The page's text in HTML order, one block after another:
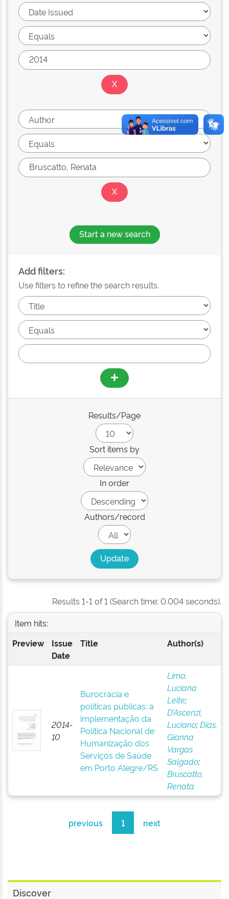
Start a new search
Add filters:
Use filters to refine the search results.
Results/Page
Sort items by
In order
Authors/record
Results 1-1 of 1 (Search time: 0.004 seconds).
Item hits:
Preview
Issue
Date
Title Author(s)
2014-
10
Burocracia e
políticas públicas: a
implementação da
Política Nacional de
Humanização dos
Serviços de Saúde
em Porto Alegre/RS
Lima,
Luciana
Leite;
D’Ascenzi,
Luciano;Dias,
Gianna
Vargas
Salgado;
Bruscatto,
Renata
previous 1 next
Discover